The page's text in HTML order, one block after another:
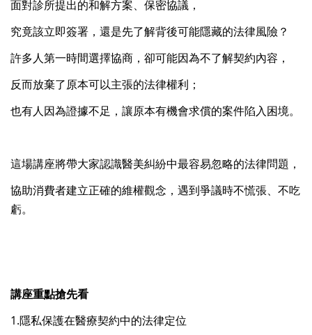
面對診所提出的和解方案、保密協議，
究竟該立即簽署，還是先了解背後可能隱藏的法律風險？
許多人第一時間選擇協商，卻可能因為不了解契約內容，
反而放棄了原本可以主張的法律權利；
也有人因為證據不足，讓原本有機會求償的案件陷入困境。
這場講座將帶大家認識醫美糾紛中最容易忽略的法律問題，
協助消費者建立正確的維權觀念，遇到爭議時不慌張、不吃
虧。
講座重點搶先看
1.隱私保護在醫療契約中的法律定位